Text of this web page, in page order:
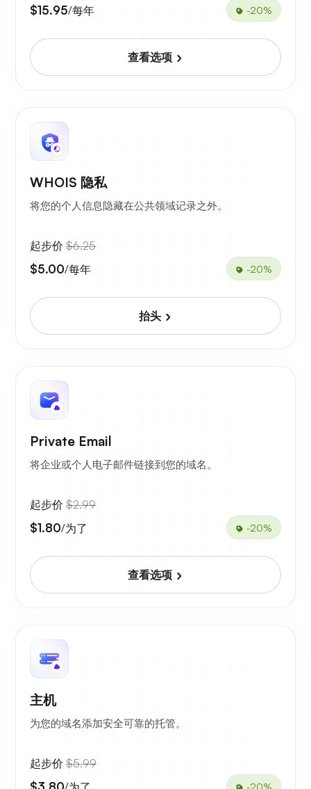
$15.95/每年 -20%
查看选项
WHOIS 隐私
将您的个人信息隐藏在公共领域记录之外。
起步价 $6.25
$5.00/每年 -20%
抬头
Private Email
将企业或个人电子邮件链接到您的域名。
起步价 $2.99
$1.80/为了 -20%
查看选项
主机
为您的域名添加安全可靠的托管。
起步价 $5.99
-20%